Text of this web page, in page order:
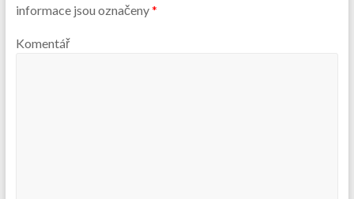
informace jsou označeny*
Komentář